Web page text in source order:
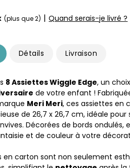
(plus que 2) | Quand serais-je livré ?
Détails Livraison
8 Assiettes Wiggle Edge, un
de votre enfant !
Meri Meri, ces assiettes en
de 26,7 x 26,7 cm, idéale pour
Décorées de bords ondulés,
et de couleur à votre
en carton sont non seulement